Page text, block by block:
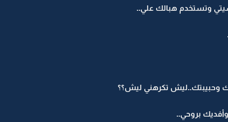
وتستخدم هبالك علي..
وحبيبتك..ليش تكرهني ليش؟؟
بروحي..